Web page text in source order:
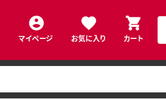
マイページ お気に入り カート